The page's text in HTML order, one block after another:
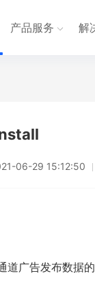
产品服务 解
06-29 15:12:50
道广告发布数据